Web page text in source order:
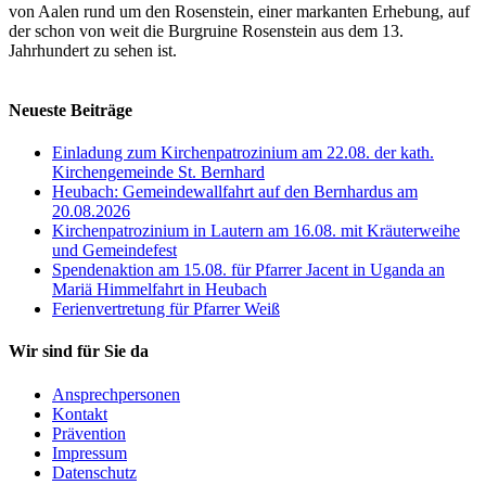
von Aalen rund um den Rosenstein, einer markanten Erhebung, auf
der schon von weit die Burgruine Rosenstein aus dem 13.
Jahrhundert zu sehen ist.
Neueste Beiträge
Einladung zum Kirchenpatrozinium am 22.08. der kath.
Kirchengemeinde St. Bernhard
Heubach: Gemeindewallfahrt auf den Bernhardus am
20.08.2026
Kirchenpatrozinium in Lautern am 16.08. mit Kräuterweihe
und Gemeindefest
Spendenaktion am 15.08. für Pfarrer Jacent in Uganda an
Mariä Himmelfahrt in Heubach
Ferienvertretung für Pfarrer Weiß
Wir sind für Sie da
Ansprechpersonen
Kontakt
Prävention
Impressum
Datenschutz